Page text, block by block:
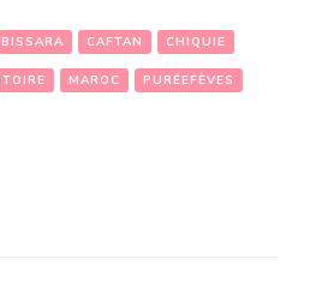
BISSARA CAFTAN CHIQUIE
MAROC PURÉEFÈVES